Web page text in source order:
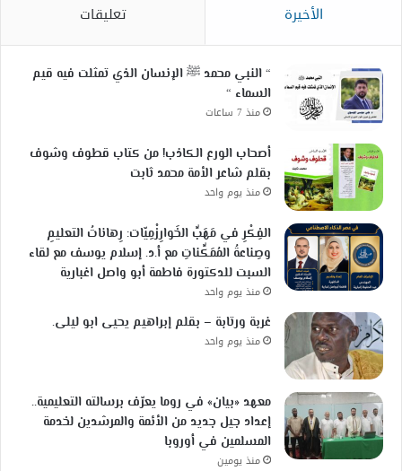
الأخيرة تعليقات
“ النبي محمد ﷺ الإنسان الذي تمثلت فيه قيم
السماء “
منذ 7 ساعات
أصحاب الورع الكاذب! من كتاب قطوف وشوف
بقلم شاعر الأمة محمد ثابت
منذ يوم واحد
الفِكْرِ في مَهَبِّ الخَوارِزْمِيّات: رِهاناتُ التعليمِ
وصِناعةُ المُمَكِّناتِ مع أ.د. إسلام يوسف مع لقاء
السبت للدكتورة فاطمة أبو واصل اغبارية
منذ يوم واحد
غربة ورتابة – بقلم إبراهيم يحيى ابو ليلى.
منذ يوم واحد
معهد «بيان» في روما يعرّف برسالته التعليمية..
إعداد جيل جديد من الأئمة والمرشدين لخدمة
المسلمين في أوروبا
منذ يومين